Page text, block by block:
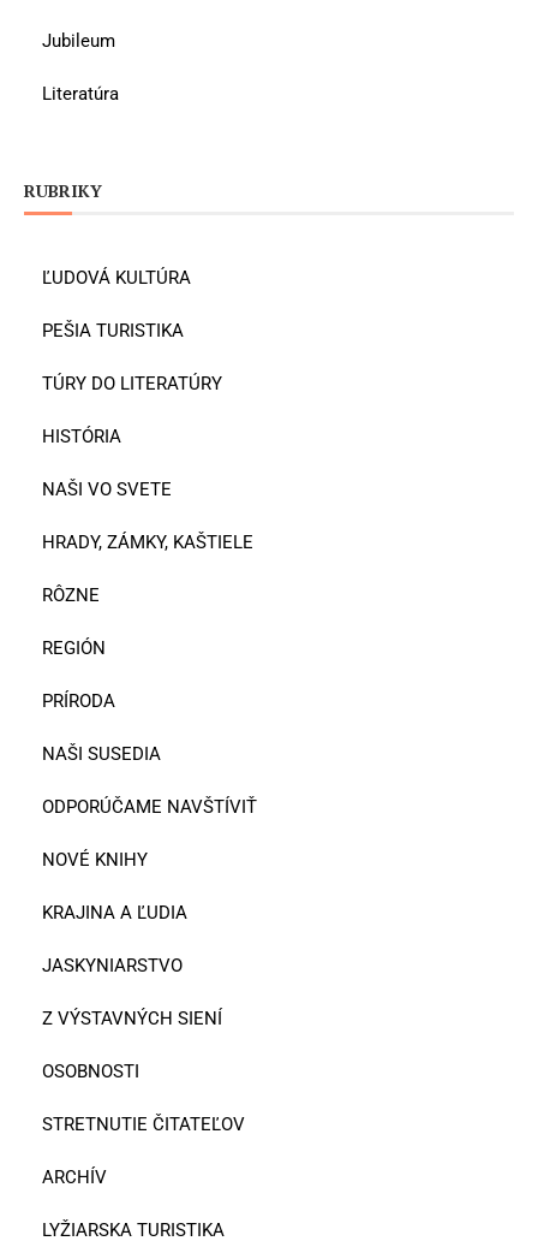
Jubileum
Literatúra
RUBRIKY
ĽUDOVÁ KULTÚRA
PEŠIA TURISTIKA
TÚRY DO LITERATÚRY
HISTÓRIA
NAŠI VO SVETE
HRADY, ZÁMKY, KAŠTIELE
RÔZNE
REGIÓN
PRÍRODA
NAŠI SUSEDIA
ODPORÚČAME NAVŠTÍVIŤ
NOVÉ KNIHY
KRAJINA A ĽUDIA
JASKYNIARSTVO
Z VÝSTAVNÝCH SIENÍ
OSOBNOSTI
STRETNUTIE ČITATEĽOV
ARCHÍV
LYŽIARSKA TURISTIKA